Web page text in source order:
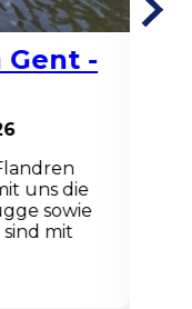
Gent -
uns die
sowie
mit